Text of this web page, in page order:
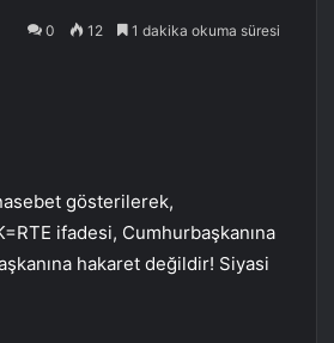
0 12 1 dakika okuma süresi
gösterilerek,
ifadesi, Cumhurbaşkanına
hakaret değildir! Siyasi